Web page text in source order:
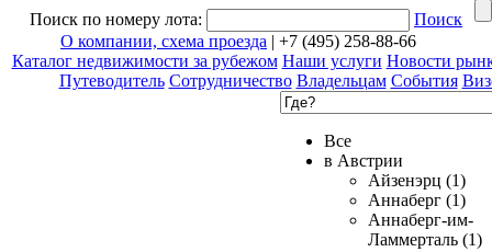
Поиск по номеру лота:
Поиск
О компании, схема проезда | +7 (495) 258-88-66
Каталог недвижимости за рубежом Наши услуги Новости
Путеводитель Сотрудничество Владельцам События
Все
в Австрии
Айзенэрц (1)
Аннаберг (1)
Аннаберг-им-
Ламмерталь (1)